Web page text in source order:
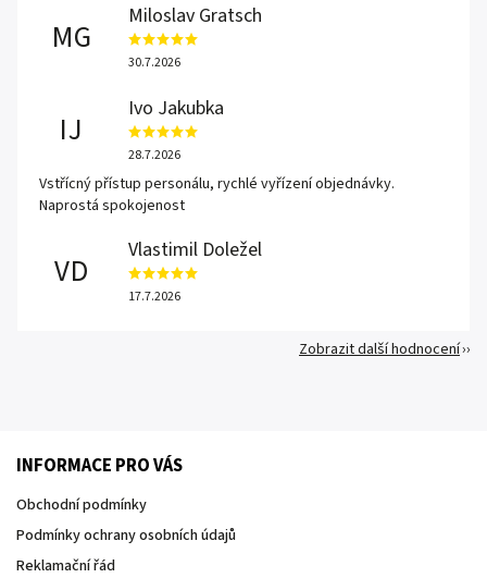
MG
Miloslav Gratsch
30.7.2026
IJ
Ivo Jakubka
28.7.2026
Vstřícný přístup personálu, rychlé vyřízení objednávky.
Naprostá spokojenost
VD
Vlastimil Doležel
17.7.2026
Zobrazit další hodnocení
INFORMACE PRO VÁS
Obchodní podmínky
Podmínky ochrany osobních údajů
Reklamační řád